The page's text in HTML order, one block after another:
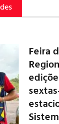
Feira